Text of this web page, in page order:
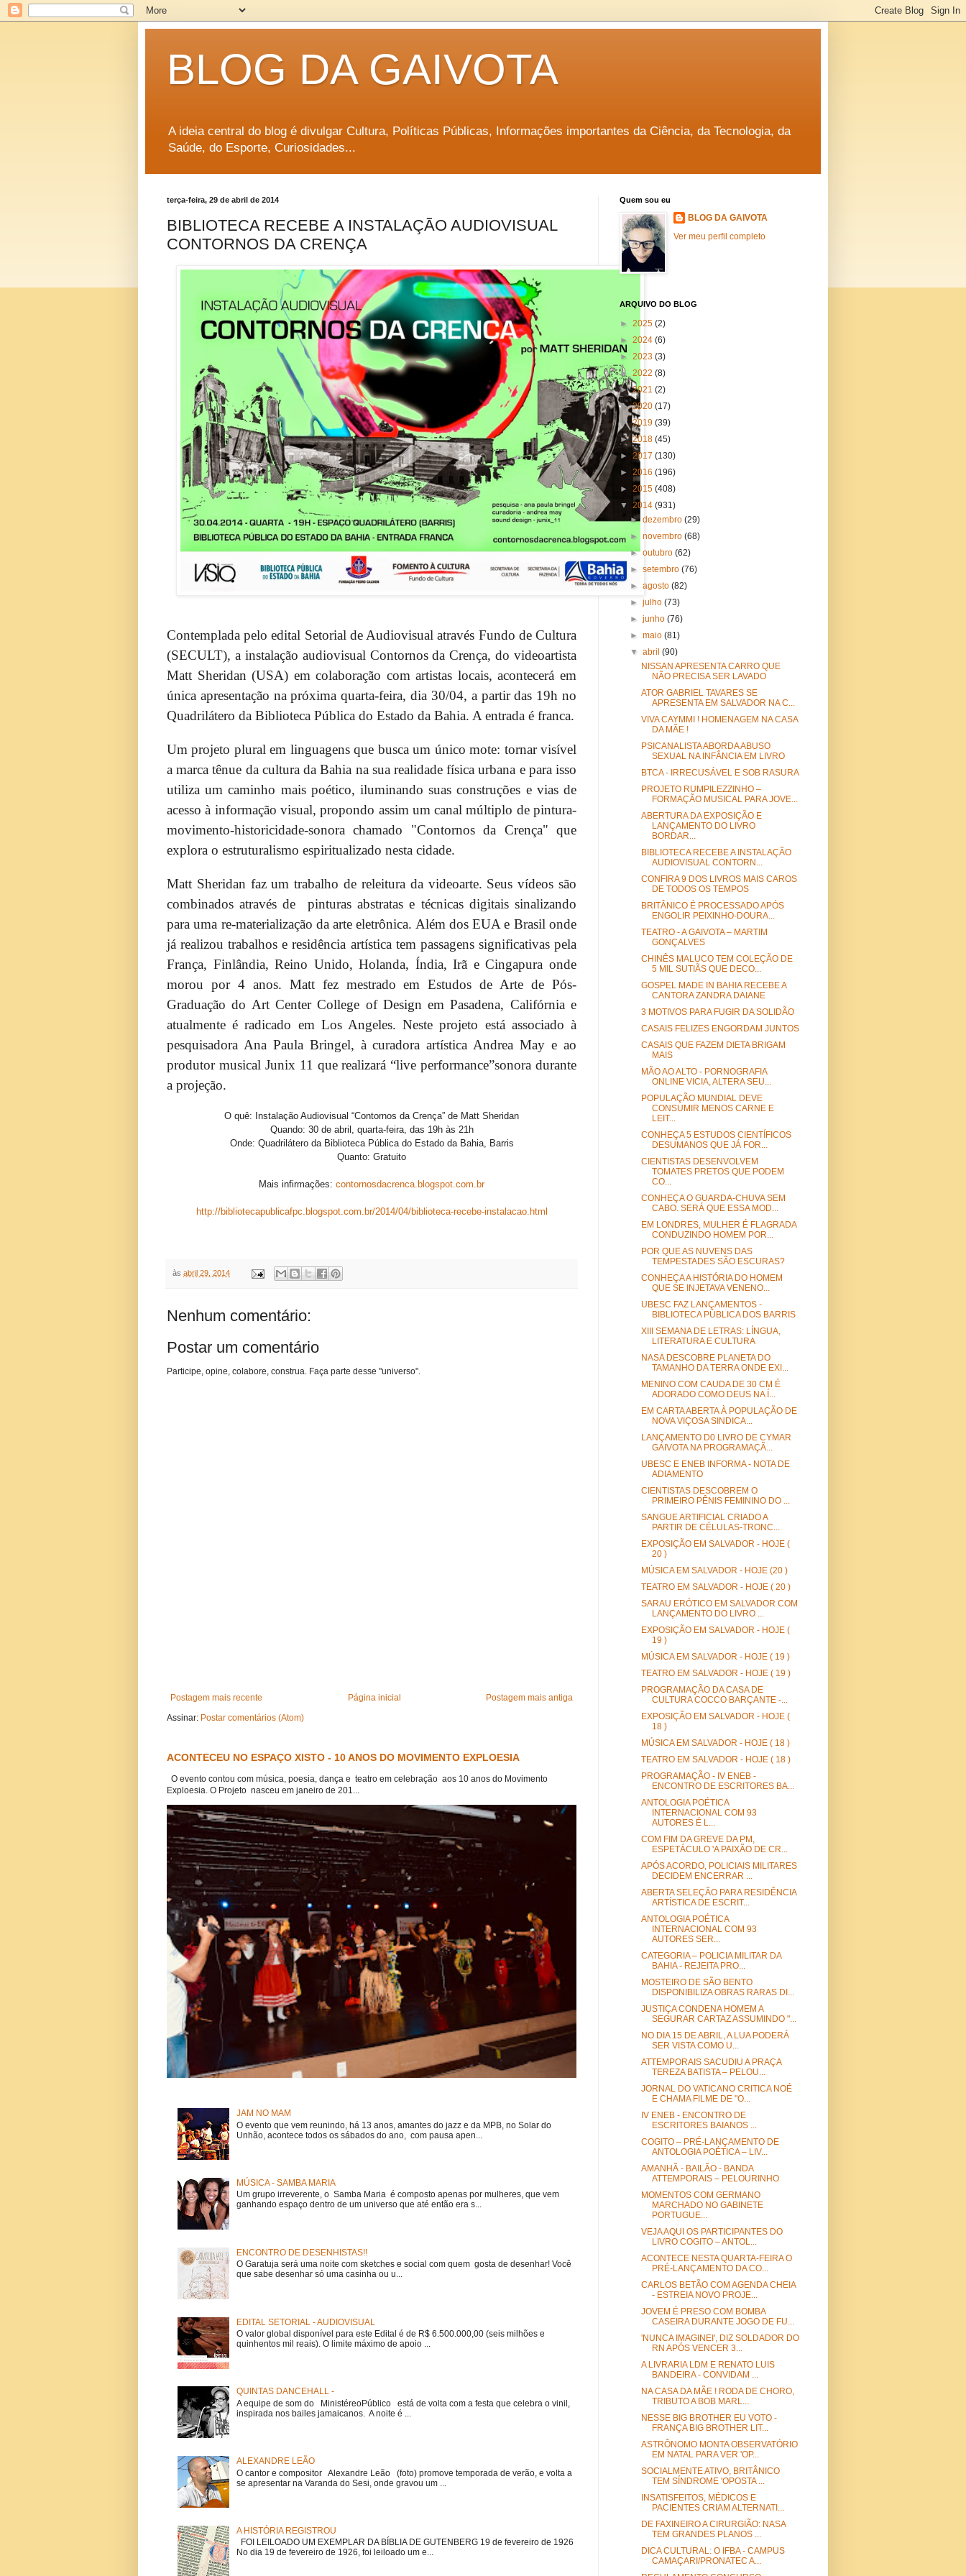
BLOG DA GAIVOTA
A ideia central do blog é divulgar Cultura, Políticas Públicas, Informações importantes da Ciência, da Tecnologia, da
Saúde, do Esporte, Curiosidades...
terça-feira, 29 de abril de 2014
BIBLIOTECA RECEBE A INSTALAÇÃO AUDIOVISUAL
CONTORNOS DA CRENÇA
Contemplada pelo edital Setorial de Audiovisual através Fundo de Cultura
(SECULT), a instalação audiovisual Contornos da Crença, do videoartista
Matt Sheridan (USA) em colaboração com artistas locais, acontecerá em
única apresentação na próxima quarta-feira, dia 30/04, a partir das 19h no
Quadrilátero da Biblioteca Pública do Estado da Bahia. A entrada é franca.
Um projeto plural em linguagens que busca um único mote: tornar visível
a marca tênue da cultura da Bahia na sua realidade física urbana e para isso
utiliza um caminho mais poético, iluminando suas construções e vias de
acesso à informação visual, propondo assim um canal múltiplo de pintura-
movimento-historicidade-sonora chamado "Contornos da Crença" que
explora o estruturalismo espiritualizado nesta cidade.
Matt Sheridan faz um trabalho de releitura da videoarte. Seus vídeos são
combinados através de pinturas abstratas e técnicas digitais sinalizando
para uma re-materialização da arte eletrônica. Além dos EUA e Brasil onde
já realizou trabalhos e residência artística tem passagens significativas pela
França, Finlândia, Reino Unido, Holanda, Índia, Irã e Cingapura onde
morou por 4 anos. Matt fez mestrado em Estudos de Arte de Pós-
Graduação do Art Center College of Design em Pasadena, Califórnia e
atualmente é radicado em Los Angeles. Neste projeto está associado à
pesquisadora Ana Paula Bringel, à curadora artística Andrea May e ao
produtor musical Junix 11 que realizará “live performance”sonora durante
a projeção.
O quê: Instalação Audiovisual “Contornos da Crença” de Matt Sheridan
Quando: 30 de abril, quarta-feira, das 19h às 21h
Onde: Quadrilátero da Biblioteca Pública do Estado da Bahia, Barris
Quanto: Gratuito
Mais infirmações: contornosdacrenca.blogspot.com.br
http://bibliotecapublicafpc.blogspot.com.br/2014/04/biblioteca-recebe-instalacao.html
às abril 29, 2014
Nenhum comentário:
Postar um comentário
Participe, opine, colabore, construa. Faça parte desse "universo".
Postagem mais recente Postagem mais antiga
Página inicial
Assinar: Postar comentários (Atom)
ACONTECEU NO ESPAÇO XISTO - 10 ANOS DO MOVIMENTO EXPLOESIA
O evento contou com música, poesia, dança e teatro em celebração aos 10 anos do Movimento
Exploesia. O Projeto nasceu em janeiro de 201...
JAM NO MAM
O evento que vem reunindo, há 13 anos, amantes do jazz e da MPB, no Solar do
Unhão, acontece todos os sábados do ano, com pausa apen...
MÚSICA - SAMBA MARIA
Um grupo irreverente, o Samba Maria é composto apenas por mulheres, que vem
ganhando espaço dentro de um universo que até então era s...
ENCONTRO DE DESENHISTAS!!
O Garatuja será uma noite com sketches e social com quem gosta de desenhar! Você
que sabe desenhar só uma casinha ou u...
EDITAL SETORIAL - AUDIOVISUAL
O valor global disponível para este Edital é de R$ 6.500.000,00 (seis milhões e
quinhentos mil reais). O limite máximo de apoio ...
QUINTAS DANCEHALL -
A equipe de som do MinistéreoPúblico está de volta com a festa que celebra o vinil,
inspirada nos bailes jamaicanos. A noite é ...
ALEXANDRE LEÃO
O cantor e compositor Alexandre Leão (foto) promove temporada de verão, e volta a
se apresentar na Varanda do Sesi, onde gravou um ...
A HISTÓRIA REGISTROU
FOI LEILOADO UM EXEMPLAR DA BÍBLIA DE GUTENBERG 19 de fevereiro de 1926
No dia 19 de fevereiro de 1926, foi leiloado um e...
Quem sou eu
BLOG DA GAIVOTA
Ver meu perfil completo
ARQUIVO DO BLOG
► 2025 (2)
► 2024 (6)
► 2023 (3)
► 2022 (8)
►2021 (2)
►2020 (17)
►2019 (39)
►2018 (45)
► 2017 (130)
► 2016 (196)
► 2015 (408)
▼ 2014 (931)
►dezembro(29)
►novembro(68)
►outubro(62)
►setembro(76)
►agosto(82)
►julho(73)
►junho(76)
►maio(81)
▼abril(90)
NISSAN APRESENTA CARRO QUE
NÃO PRECISA SER LAVADO
ATOR GABRIEL TAVARES SE
APRESENTA EM SALVADOR NA C...
VIVA CAYMMI ! HOMENAGEM NA CASA
DA MÃE !
PSICANALISTA ABORDA ABUSO
SEXUAL NA INFÂNCIA EM LIVRO
BTCA - IRRECUSÁVEL E SOB RASURA
PROJETO RUMPILEZZINHO –
FORMAÇÃO MUSICAL PARA JOVE...
ABERTURA DA EXPOSIÇÃO E
LANÇAMENTO DO LIVRO
BORDAR...
BIBLIOTECA RECEBE A INSTALAÇÃO
AUDIOVISUAL CONTORN...
CONFIRA 9 DOS LIVROS MAIS CAROS
DE TODOS OS TEMPOS
BRITÂNICO É PROCESSADO APÓS
ENGOLIR PEIXINHO-DOURA...
TEATRO - A GAIVOTA – MARTIM
GONÇALVES
CHINÊS MALUCO TEM COLEÇÃO DE
5 MIL SUTIÃS QUE DECO...
GOSPEL MADE IN BAHIA RECEBE A
CANTORA ZANDRA DAIANE
3 MOTIVOS PARA FUGIR DA SOLIDÃO
CASAIS FELIZES ENGORDAM JUNTOS
CASAIS QUE FAZEM DIETA BRIGAM
MAIS
MÃO AO ALTO - PORNOGRAFIA
ONLINE VICIA, ALTERA SEU...
POPULAÇÃO MUNDIAL DEVE
CONSUMIR MENOS CARNE E
LEIT...
CONHEÇA 5 ESTUDOS CIENTÍFICOS
DESUMANOS QUE JÁ FOR...
CIENTISTAS DESENVOLVEM
TOMATES PRETOS QUE PODEM
CO...
CONHEÇA O GUARDA-CHUVA SEM
CABO. SERÁ QUE ESSA MOD...
EM LONDRES, MULHER É FLAGRADA
CONDUZINDO HOMEM POR...
POR QUE AS NUVENS DAS
TEMPESTADES SÃO ESCURAS?
CONHEÇA A HISTÓRIA DO HOMEM
QUE SE INJETAVA VENENO...
UBESC FAZ LANÇAMENTOS -
BIBLIOTECA PÚBLICA DOS BARRIS
XIII SEMANA DE LETRAS: LÍNGUA,
LITERATURA E CULTURA
NASA DESCOBRE PLANETA DO
TAMANHO DA TERRA ONDE EXI...
MENINO COM CAUDA DE 30 CM É
ADORADO COMO DEUS NA Í...
EM CARTA ABERTA À POPULAÇÃO DE
NOVA VIÇOSA SINDICA...
LANÇAMENTO D0 LIVRO DE CYMAR
GAIVOTA NA PROGRAMAÇÃ...
UBESC E ENEB INFORMA - NOTA DE
ADIAMENTO
CIENTISTAS DESCOBREM O
PRIMEIRO PÊNIS FEMININO DO ...
SANGUE ARTIFICIAL CRIADO A
PARTIR DE CÉLULAS-TRONC...
EXPOSIÇÃO EM SALVADOR - HOJE (
20 )
MÚSICA EM SALVADOR - HOJE (20 )
TEATRO EM SALVADOR - HOJE ( 20 )
SARAU ERÓTICO EM SALVADOR COM
LANÇAMENTO DO LIVRO ...
EXPOSIÇÃO EM SALVADOR - HOJE (
19 )
MÚSICA EM SALVADOR - HOJE ( 19 )
TEATRO EM SALVADOR - HOJE ( 19 )
PROGRAMAÇÃO DA CASA DE
CULTURA COCCO BARÇANTE -...
EXPOSIÇÃO EM SALVADOR - HOJE (
18 )
MÚSICA EM SALVADOR - HOJE ( 18 )
TEATRO EM SALVADOR - HOJE ( 18 )
PROGRAMAÇÃO - IV ENEB -
ENCONTRO DE ESCRITORES BA...
ANTOLOGIA POÉTICA
INTERNACIONAL COM 93
AUTORES É L...
COM FIM DA GREVE DA PM,
ESPETÁCULO 'A PAIXÃO DE CR...
APÓS ACORDO, POLICIAIS MILITARES
DECIDEM ENCERRAR ...
ABERTA SELEÇÃO PARA RESIDÊNCIA
ARTÍSTICA DE ESCRIT...
ANTOLOGIA POÉTICA
INTERNACIONAL COM 93
AUTORES SER...
CATEGORIA – POLICIA MILITAR DA
BAHIA - REJEITA PRO...
MOSTEIRO DE SÃO BENTO
DISPONIBILIZA OBRAS RARAS DI...
JUSTIÇA CONDENA HOMEM A
SEGURAR CARTAZ ASSUMINDO "...
NO DIA 15 DE ABRIL, A LUA PODERÁ
SER VISTA COMO U...
ATTEMPORAIS SACUDIU A PRAÇA
TEREZA BATISTA – PELOU...
JORNAL DO VATICANO CRITICA NOÉ
E CHAMA FILME DE "O...
IV ENEB - ENCONTRO DE
ESCRITORES BAIANOS ...
COGITO – PRÉ-LANÇAMENTO DE
ANTOLOGIA POÉTICA – LIV...
AMANHÃ - BAILÃO - BANDA
ATTEMPORAIS – PELOURINHO
MOMENTOS COM GERMANO
MARCHADO NO GABINETE
PORTUGUE...
VEJA AQUI OS PARTICIPANTES DO
LIVRO COGITO – ANTOL...
ACONTECE NESTA QUARTA-FEIRA O
PRÉ-LANÇAMENTO DA CO...
CARLOS BETÃO COM AGENDA CHEIA
- ESTREIA NOVO PROJE...
JOVEM É PRESO COM BOMBA
CASEIRA DURANTE JOGO DE FU...
'NUNCA IMAGINEI', DIZ SOLDADOR DO
RN APÓS VENCER 3...
A LIVRARIA LDM E RENATO LUIS
BANDEIRA - CONVIDAM ...
NA CASA DA MÃE ! RODA DE CHORO,
TRIBUTO A BOB MARL...
NESSE BIG BROTHER EU VOTO -
FRANÇA BIG BROTHER LIT...
ASTRÔNOMO MONTA OBSERVATÓRIO
EM NATAL PARA VER 'OP...
SOCIALMENTE ATIVO, BRITÂNICO
TEM SÍNDROME 'OPOSTA ...
INSATISFEITOS, MÉDICOS E
PACIENTES CRIAM ALTERNATI...
DE FAXINEIRO A CIRURGIÃO: NASA
TEM GRANDES PLANOS ...
DICA CULTURAL: O IFBA - CAMPUS
CAMAÇARI/PRONATEC A...